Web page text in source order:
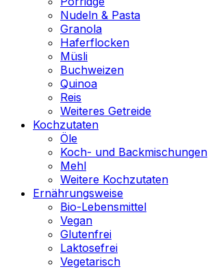
Nudeln & Pasta
Granola
Haferflocken
Müsli
Buchweizen
Quinoa
Reis
Weiteres Getreide
Kochzutaten
Öle
Koch- und Backmischungen
Mehl
Weitere Kochzutaten
Ernährungsweise
Bio-Lebensmittel
Vegan
Glutenfrei
Laktosefrei
Vegetarisch